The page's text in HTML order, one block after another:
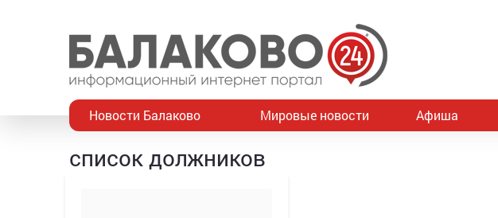
Новости Балаково Мировые новости Афиша
список должников